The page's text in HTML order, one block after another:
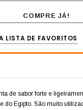
COMPRE JÁ!
LISTA DE FAVORITOS
de sabor forte e
do Egipto. São muito